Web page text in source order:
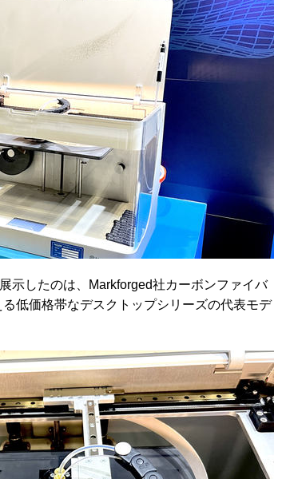
示したのは、Markforged社カーボンファイバ
低価格帯なデスクトップシリーズの代表モデ